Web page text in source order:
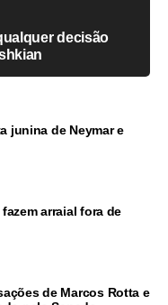
decisão
junina de Neymar e
arraial fora de
de Marcos Rotta e